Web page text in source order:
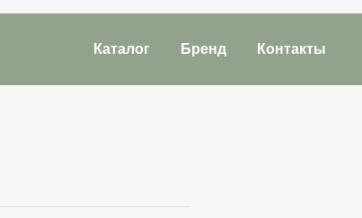
Каталог Бренд Контакты